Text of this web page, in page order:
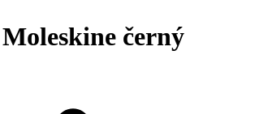
černý